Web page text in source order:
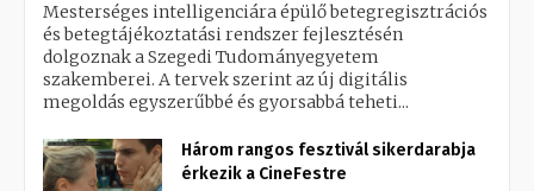
Mesterséges intelligenciára épülő betegregisztrációs
és betegtájékoztatási rendszer fejlesztésén
dolgoznak a Szegedi Tudományegyetem
szakemberei. A tervek szerint az új digitális
megoldás egyszerűbbé és gyorsabbá teheti...
Három rangos fesztivál sikerdarabja
érkezik a CineFestre